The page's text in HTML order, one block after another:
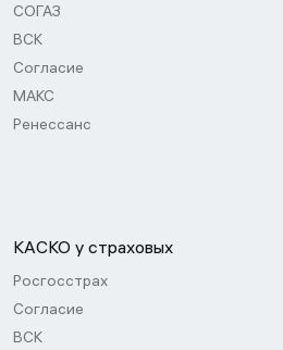
СОГАЗ
ВСК
Согласие
МАКС
Ренессанс
КАСКО у страховых
Росгосстрах
Согласие
ВСК